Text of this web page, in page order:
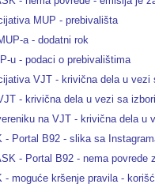
MUP - prebivališta
a - dodatni rok
u - podaci o prebivalištima
VJT - krivična dela u vezi
- krivična dela u vezi sa
na VJT - krivična dela u
- Portal B92 - slika sa
- Portal B92 - nema povrede
- moguće kršenje pravila -